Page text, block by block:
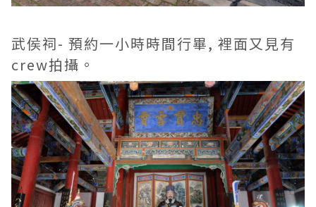
武侯祠- 預約一小時時間行畢, 裡面又見有
crew拍攝。